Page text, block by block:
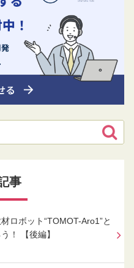
事
ロボット“TOMOT-Aro1”と
！ 【後編】